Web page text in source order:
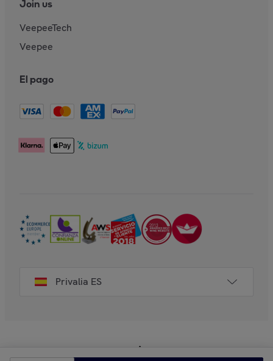
Join us
VeepeeTech
Veepee
El pago
Privalia ES